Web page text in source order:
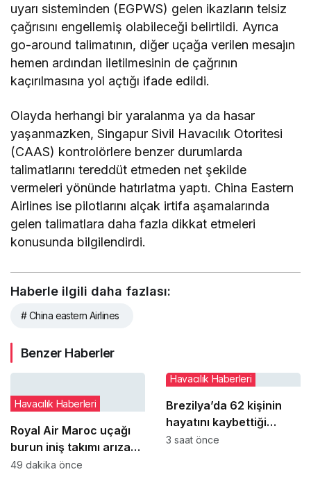
uyarı sisteminden (EGPWS) gelen ikazların telsiz
çağrısını engellemiş olabileceği belirtildi. Ayrıca
go-around talimatının, diğer uçağa verilen mesajın
hemen ardından iletilmesinin de çağrının
kaçırılmasına yol açtığı ifade edildi.
Olayda herhangi bir yaralanma ya da hasar
yaşanmazken, Singapur Sivil Havacılık Otoritesi
(CAAS) kontrolörlere benzer durumlarda
talimatlarını tereddüt etmeden net şekilde
vermeleri yönünde hatırlatma yaptı. China Eastern
Airlines ise pilotlarını alçak irtifa aşamalarında
gelen talimatlara daha fazla dikkat etmeleri
konusunda bilgilendirdi.
Haberle ilgili daha fazlası:
# China eastern Airlines
Benzer Haberler
Royal Air Maroc uçağı
burun iniş takımı arızası
nedeniyle pistte kaldı
Havacılık Haberleri
49 dakika önce
Brezilya’da 62 kişinin
hayatını kaybettiği
Voepass kazasında yeni
Havacılık Haberleri
3 saat önce